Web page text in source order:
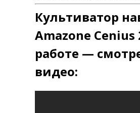
Культиватор
Amazone Cenius
работе —
видео: